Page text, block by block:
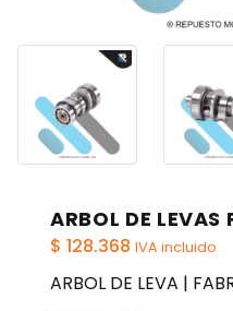
ARBOL DE LEVAS
$ 128.368 IVA incluido
ARBOL DE LEVA |